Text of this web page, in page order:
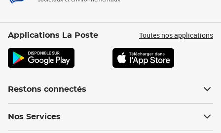
Applications La Poste Toutes nos applications
Restons connectés
Nos Services